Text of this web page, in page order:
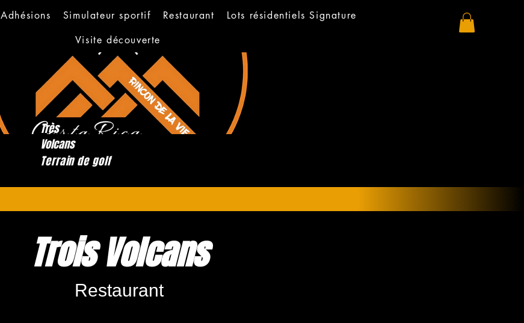
Adhésions Simulateur sportif Restaurant
Lots résidentiels Signature
Visite découverte
Très
Volcans
Terrain de golf
Trois Volcans
Restaurant